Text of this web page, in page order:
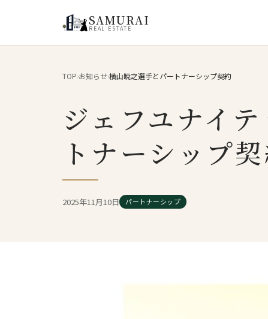
SAMURAI
REAL ESTATE
TOP›お知らせ›横山暁之選手とパートナーシップ契約
ジェフユナイ
トナーシップ
2025年11月10日 パートナーシップ